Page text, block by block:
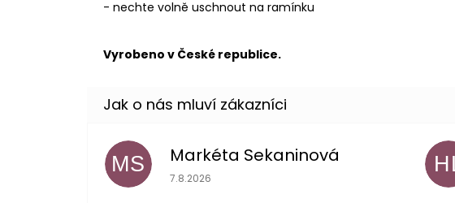
- nechte volně uschnout na ramínku
Vyrobeno v České republice.
MS Markéta Sekaninová
Hodnocení obchodu je 5 z 5 hvězdiček.
7.8.2026